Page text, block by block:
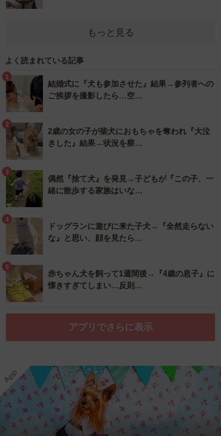
もっと見る
よく読まれている記事
1
結婚式に『犬も参加させた』結果→参列者への
ご挨拶を撮影したら…空…
2
2歳の女の子が柴犬におもちゃを奪われ『大泣
きした』結果→状況を察…
3
偶然『捨て犬』を発見→子どもが『この子、一
緒に散歩する家族はいな…
4
ドッグランに遊びに来た子犬→『全然走らない
な』と思い、顔を見たら…
5
赤ちゃん犬を飼って1週間後→『4歳の息子』に
懐きすぎてしまい…反則…
アプリでさらに表示